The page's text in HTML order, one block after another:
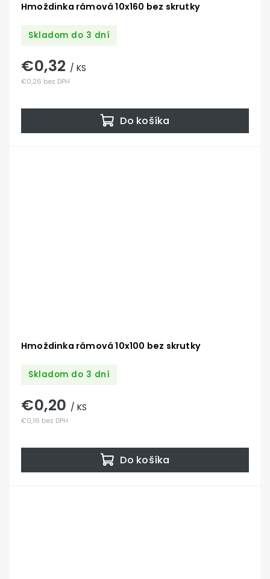
Hmoždinka rámová 10x160 bez skrutky
Skladom do 3 dní
€0,26 bez DPH
€0,32 / KS
Do košíka
Hmoždinka rámová 10x100 bez skrutky
Skladom do 3 dní
€0,16 bez DPH
€0,20 / KS
Do košíka